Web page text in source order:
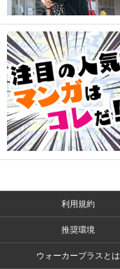
利用規約
推奨環境
ウォーカープラスとは